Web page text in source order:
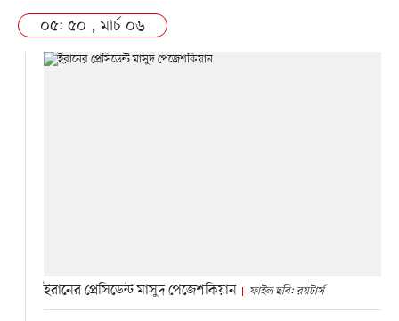
০৫: ৫০ , মার্চ ০৬
ইরানের প্রেসিডেন্ট মাসুদ পেজেশকিয়ান ফাইল ছবি: রয়টার্স